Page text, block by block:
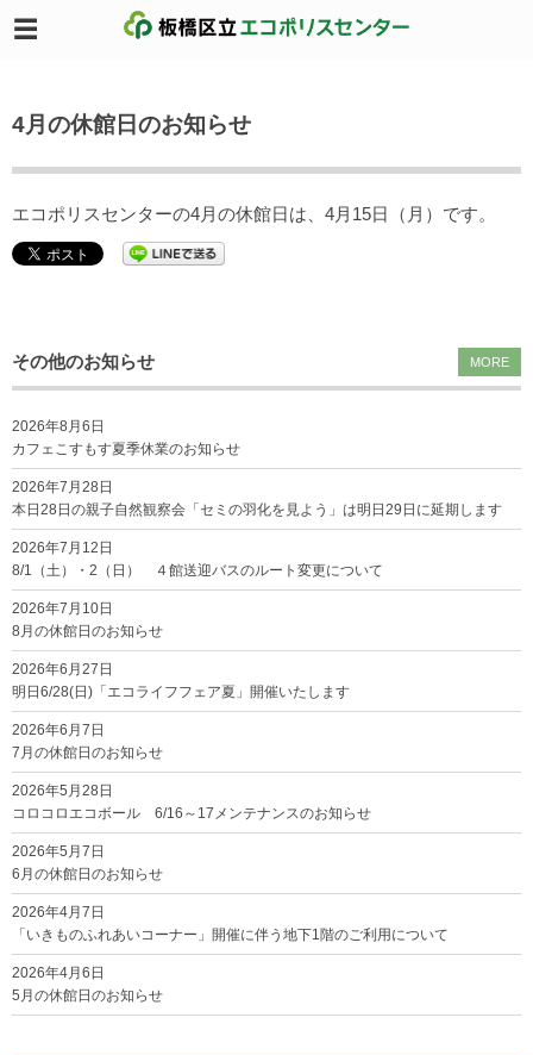
4月の休館日のお知らせ
エコポリスセンターの4月の休館日は、4月15日（月）です。
その他のお知らせ
2026年8月6日
カフェこすもす夏季休業のお知らせ
2026年7月28日
本日28日の親子自然観察会「セミの羽化を見よう」は明日29日に延期します
2026年7月12日
8/1（土）・2（日） ４館送迎バスのルート変更について
2026年7月10日
8月の休館日のお知らせ
2026年6月27日
明日6/28(日)「エコライフフェア夏」開催いたします
2026年6月7日
7月の休館日のお知らせ
2026年5月28日
コロコロエコボール 6/16～17メンテナンスのお知らせ
2026年5月7日
6月の休館日のお知らせ
2026年4月7日
「いきものふれあいコーナー」開催に伴う地下1階のご利用について
2026年4月6日
5月の休館日のお知らせ
MORE